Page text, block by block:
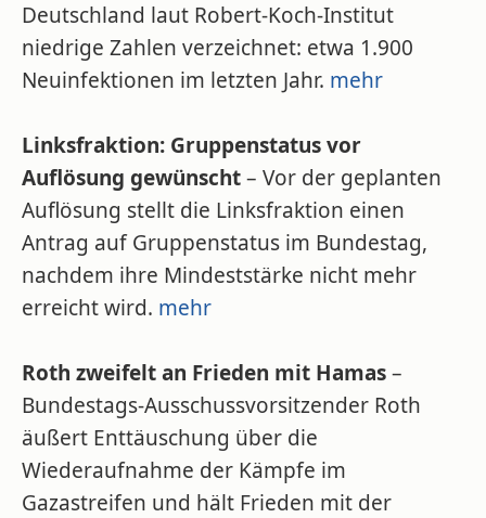
Deutschland laut Robert-Koch-Institut
niedrige Zahlen verzeichnet: etwa 1.900
Neuinfektionen im letzten Jahr. mehr
Linksfraktion: Gruppenstatus vor
Auflösung gewünscht– Vor der geplanten
Auflösung stellt die Linksfraktion einen
Antrag auf Gruppenstatus im Bundestag,
nachdem ihre Mindeststärke nicht mehr
erreicht wird. mehr
Roth zweifelt an Frieden mit Hamas–
Bundestags-Ausschussvorsitzender Roth
äußert Enttäuschung über die
Wiederaufnahme der Kämpfe im
Gazastreifen und hält Frieden mit der